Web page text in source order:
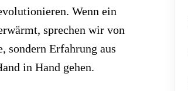
Wenn ein
sprechen wir von
sondern Erfahrung aus
in Hand gehen.